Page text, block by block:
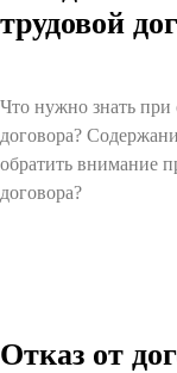
трудовой
Что нужно знать
договора?
обратить внимание
договора?
Отказ от